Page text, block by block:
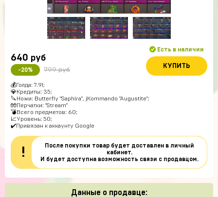
640 руб
-20% 799 руб
Есть в наличии
КУПИТЬ
💰Голда: 7.91;
💎Кредиты: 35;
🔪Ножи: Butterfly "Saphira", jKommando "Augustite";
🧤Перчатки: "Stream"
💣Всего предметов: 60;
📈Уровень: 50;
✔️Привязан к аккаунту Google
!
После покупки товар будет доставлен в личный
кабинет.
И будет доступна возможность связи с продавцом.
Данные о продавце: